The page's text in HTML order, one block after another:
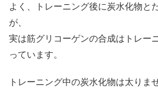
よく、トレーニング後に炭水化物と
が、
実は筋グリコーゲンの合成はトレー
っています。
トレーニング中の炭水化物は太りま